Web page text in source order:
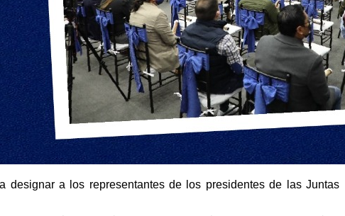
a los representantes de los presidentes de las Juntas